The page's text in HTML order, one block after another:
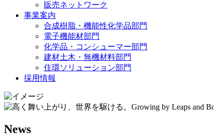
販売ネットワーク
事業案内
合成樹脂・機能性化学品部門
電子機能材部門
化学品・コンシューマー部門
建材土木・無機材料部門
住環ソリューション部門
採用情報
News